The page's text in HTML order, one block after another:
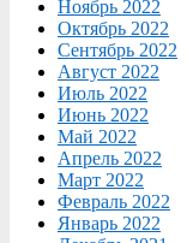
Ноябрь 2022
Октябрь 2022
Сентябрь 2022
Август 2022
Июль 2022
Июнь 2022
Май 2022
Апрель 2022
Март 2022
Февраль 2022
Январь 2022